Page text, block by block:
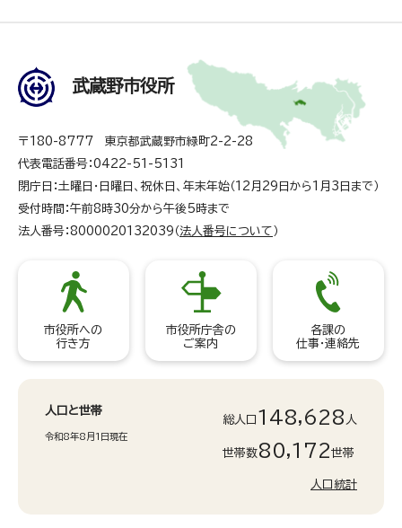
武蔵野市役所
〒180-8777 東京都武蔵野市緑町2-2-28
代表電話番号：0422-51-5131
閉庁日：土曜日・日曜日、祝休日、年末年始（12月29日から1月3日まで）
受付時間：午前8時30分から午後5時まで
法人番号：8000020132039（ 法人番号について ）
市役所への
行き方
市役所庁舎の
ご案内
各課の
仕事・連絡先
人口と世帯
令和8年8月1日現在
総人口 148,628 人
世帯数80,172世帯
人口統計